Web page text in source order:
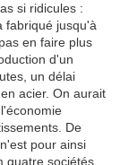
si ridicules :
fabriqué jusqu'à
en faire plus
d'un
un délai
acier. On aurait
De
pour ainsi
quatre sociétés